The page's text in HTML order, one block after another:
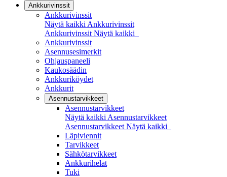
Ankkurivinssit
Ankkurivinssit
Näytä kaikki Ankkurivinssit
Ankkurivinssit Näytä kaikki
Ankkurivinssit
Asennusesimerkit
Ohjauspaneeli
Kaukosäädin
Ankkuriköydet
Ankkurit
Asennustarvikkeet
Asennustarvikkeet
Näytä kaikki Asennustarvikkeet
Asennustarvikkeet Näytä kaikki
Läpiviennit
Tarvikkeet
Sähkötarvikkeet
Ankkurihelat
Tuki